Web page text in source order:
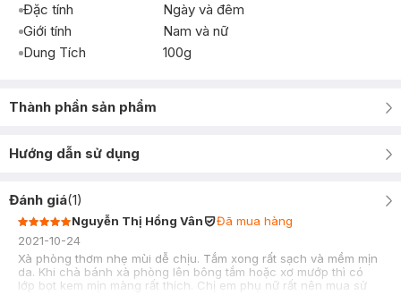
Đặc tính
Ngày và đêm
Giới tính
Nam và nữ
Dung Tích
100g
Thành phần sản phẩm
Hướng dẫn sử dụng
Đánh giá(1)
Nguyễn Thị Hồng Vân
Đã mua hàng
2021-10-24
Xà phòng thơm nhẹ mùi dễ chịu. Tắm xong rất sạch và mềm mịn
da. Khi chà bánh xà phòng lên bông tắm hoặc xơ mướp thì có
lớp bọt kem mịn màng rất thích. Chị em phụ nữ rất nên mua sử